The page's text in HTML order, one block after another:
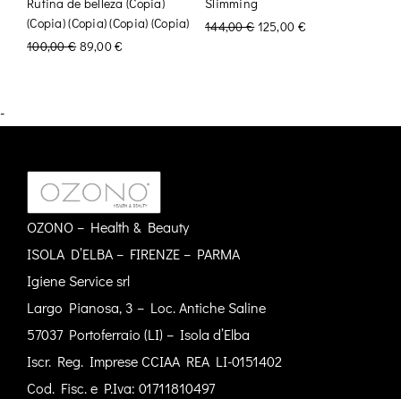
(Copia) (Copia) (Copia) (Copia)
100,00€89,00€
144,00€125,00 €
-
OZONO – Health & Beauty
ISOLA D’ELBA – FIRENZE – PARMA
Igiene Service srl
Largo Pianosa, 3 – Loc. Antiche Saline
57037 Portoferraio (LI) – Isola d’Elba
Iscr. Reg. Imprese CCIAA REA LI-0151402
Cod. Fisc. e P.Iva: 01711810497